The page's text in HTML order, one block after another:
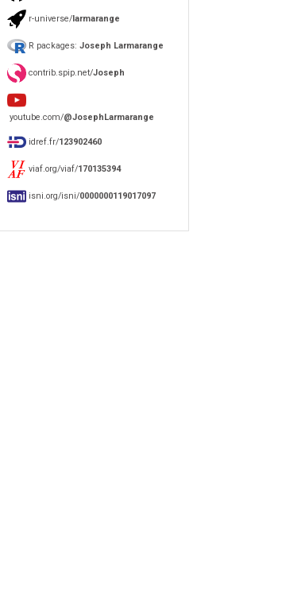
r-universe/larmarange
R packages: Joseph Larmarange
contrib.spip.net/Joseph
youtube.com/@JosephLarmarange
idref.fr/123902460
viaf.org/viaf/170135394
isni.org/isni/0000000119017097